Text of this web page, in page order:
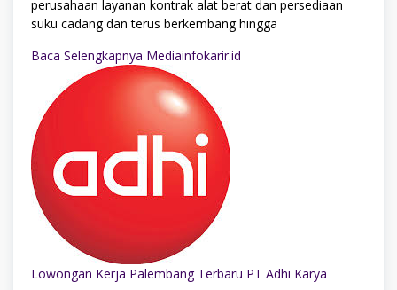
perusahaan layanan kontrak alat berat dan persediaan
suku cadang dan terus berkembang hingga
Baca Selengkapnya Mediainfokarir.id
Lowongan Kerja Palembang Terbaru PT Adhi Karya